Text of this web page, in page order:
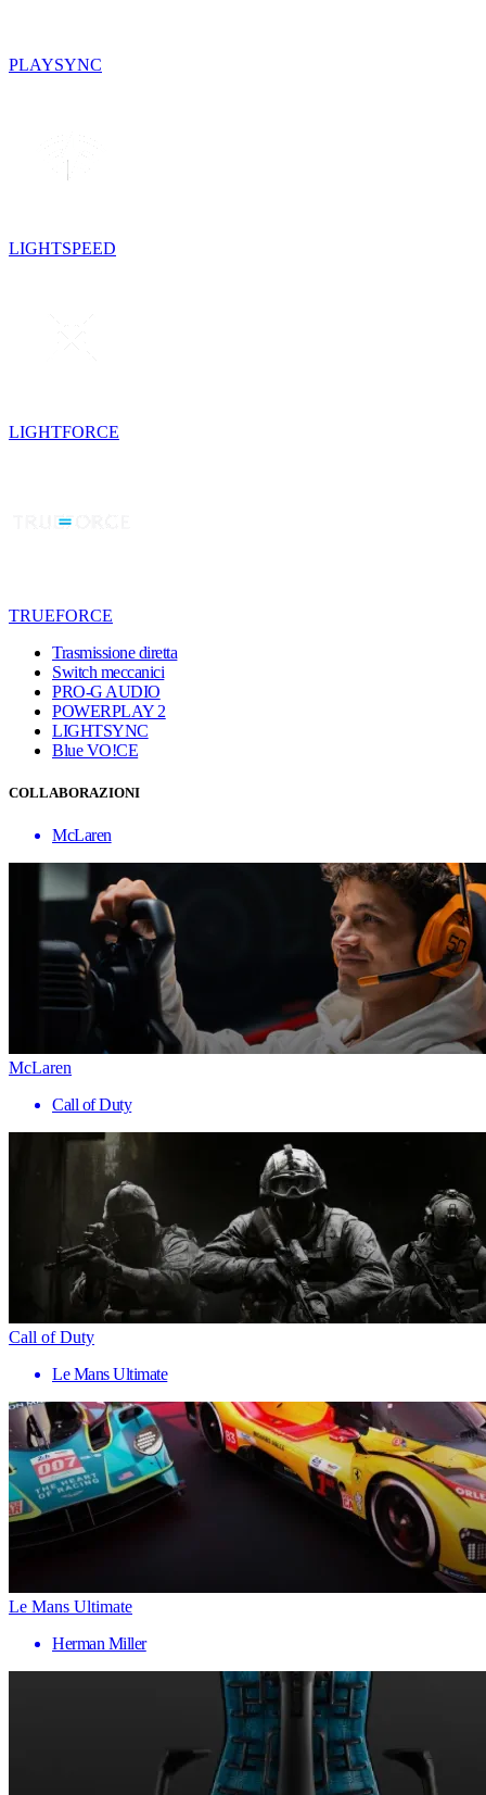
PLAYSYNC
LIGHTSPEED
LIGHTFORCE
TRUEFORCE
Trasmissione diretta
Switch meccanici
PRO-G AUDIO
POWERPLAY 2
LIGHTSYNC
Blue VO!CE
COLLABORAZIONI
McLaren
McLaren
Call of Duty
Call of Duty
Le Mans Ultimate
Le Mans Ultimate
Herman Miller